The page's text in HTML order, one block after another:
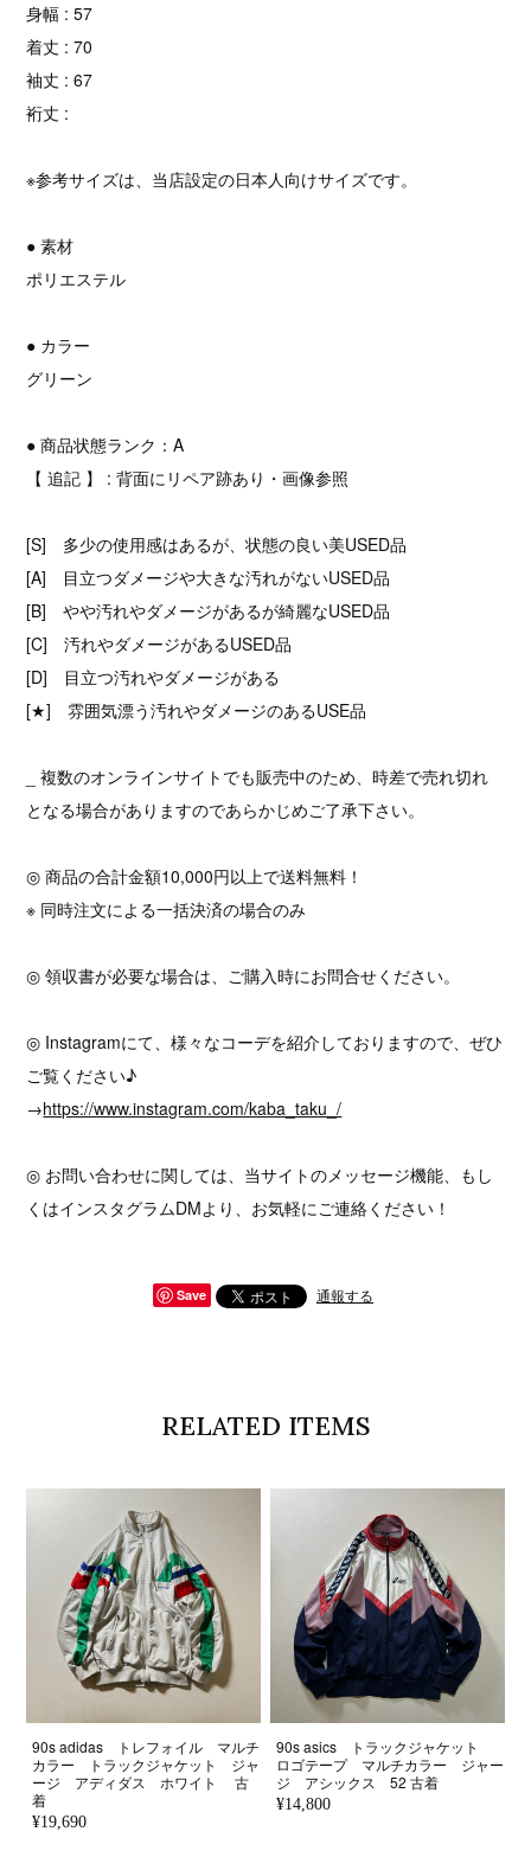
身幅 : 57
着丈 : 70
袖丈 : 67
裄丈 :
※参考サイズは、当店設定の日本人向けサイズです。
● 素材
ポリエステル
● カラー
グリーン
● 商品状態ランク：A
【 追記 】 : 背面にリペア跡あり・画像参照
[S] 多少の使用感はあるが、状態の良い美USED品
[A] 目立つダメージや大きな汚れがないUSED品
[B] やや汚れやダメージがあるが綺麗なUSED品
[C] 汚れやダメージがあるUSED品
[D] 目立つ汚れやダメージがある
[★] 雰囲気漂う汚れやダメージのあるUSE品
_ 複数のオンラインサイトでも販売中のため、時差で売れ切れ
となる場合がありますのであらかじめご了承下さい。
◎ 商品の合計金額10,000円以上で送料無料！
※ 同時注文による一括決済の場合のみ
◎ 領収書が必要な場合は、ご購入時にお問合せください。
◎ Instagramにて、様々なコーデを紹介しておりますので、ぜひ
ご覧ください♪
→https://www.instagram.com/kaba_taku_/
◎ お問い合わせに関しては、当サイトのメッセージ機能、もし
くはインスタグラムDMより、お気軽にご連絡ください！
Save 通報する
RELATED ITEMS
90s adidas トレフォイル マルチ
カラー トラックジャケット ジャ
ージ アディダス ホワイト 古
着
¥19,690
90s asics トラックジャケット
ロゴテープ マルチカラー ジャー
ジ アシックス 52 古着
¥14,800